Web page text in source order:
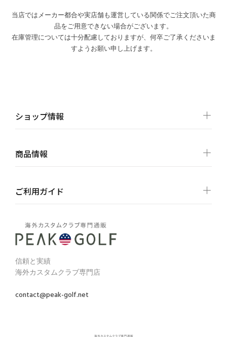
当店ではメーカー都合や実店舗も運営している関係でご注文頂いた商
品をご用意できない場合がございます。
在庫管理については十分配慮しておりますが、何卒ご了承くださいま
すようお願い申し上げます。
ショップ情報
商品情報
ご利用ガイド
信頼と実績
海外カスタムクラブ専門店
contact@peak-golf.net